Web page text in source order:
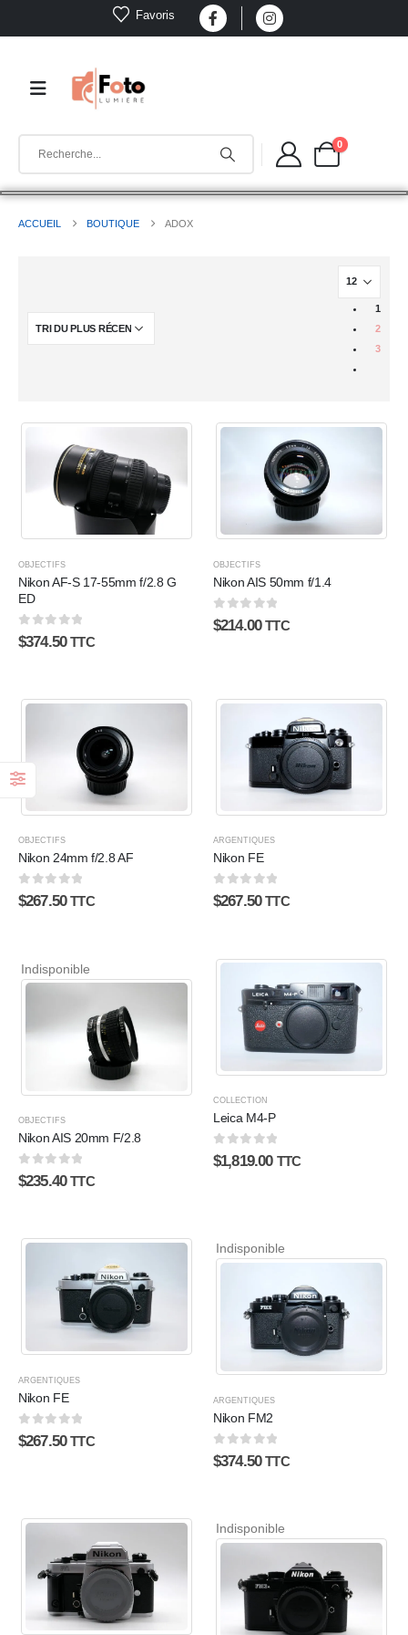
Favoris
0
ACCUEIL BOUTIQUE ADOX
1
2
3
OBJECTIFS
Nikon AF-S 17-55mm f/2.8 G
ED
0sur 5
$374.50 TTC
OBJECTIFS
Nikon AIS 50mm f/1.4
0sur 5
$214.00 TTC
OBJECTIFS
Nikon 24mm f/2.8 AF
0sur 5
$267.50 TTC
ARGENTIQUES
Nikon FE
0sur 5
$267.50 TTC
Indisponible
OBJECTIFS
Nikon AIS 20mm F/2.8
0sur 5
$235.40 TTC
COLLECTION
Leica M4-P
0sur 5
$1,819.00 TTC
ARGENTIQUES
Nikon FE
0sur 5
$267.50 TTC
Indisponible
ARGENTIQUES
Nikon FM2
0sur 5
$374.50 TTC
Indisponible